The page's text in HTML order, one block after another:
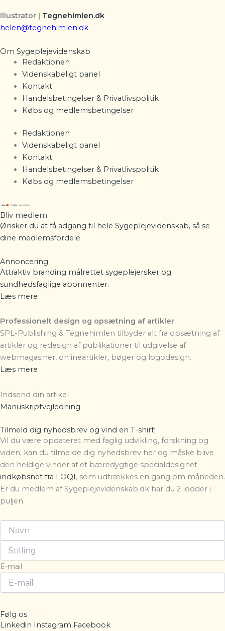
Illustrator | Tegnehimlen.dk
helen@tegnehimlen.dk
Om Sygeplejevidenskab
Redaktionen
Videnskabeligt panel
Kontakt
Handelsbetingelser & Privatlivspolitik
Købs og medlemsbetingelser
Redaktionen
Videnskabeligt panel
Kontakt
Handelsbetingelser & Privatlivspolitik
Købs og medlemsbetingelser
Bliv medlem
Ønsker du at få adgang til hele Sygeplejevidenskab, så se
dine medlemsfordele
Annoncering
Attraktiv branding målrettet sygeplejersker og
sundhedsfaglige abonnenter.
Læs mere
Professionelt design og opsætning af artikler
SPL-Publishing & Tegnehimlen tilbyder alt fra opsætning af
artikler og redesign af publikationer til udgivelse af
webmagasiner, onlineartikler, bøger og logodesign.
Læs mere
Indsend din artikel
Manuskriptvejledning
Tilmeld dig nyhedsbrev og vind en T-shirt!
Vil du være opdateret med faglig udvikling, forskning og
viden, kan du tilmelde dig nyhedsbrev her og måske blive
den heldige vinder af et bæredygtige specialdesignet
indkøbsnet fra LOQI , som udtrækkes en gang om måneden.
Er du medlem af Sygeplejevidenskab.dk har du 2 lodder i
puljen.
E-mail
Følg os
Linkedin Instagram Facebook